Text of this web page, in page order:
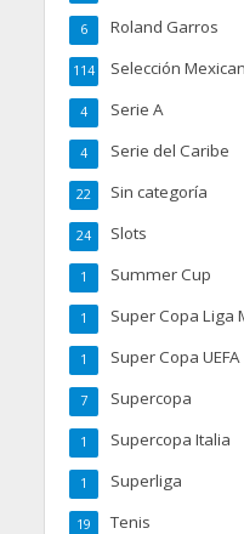
Roland Garros
6
Selección
114
Serie A
4
Serie del Caribe
4
Sin categoría
22
Slots
24
Summer Cup
1
Super Copa Liga
1
Super Copa UEFA
1
Supercopa
7
Supercopa Italia
1
Superliga
1
Tenis
19